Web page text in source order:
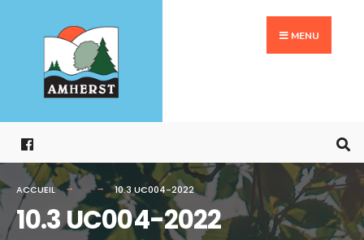
contenu
MENU
ACCUEIL 10.3 UC004-2022
10.3 UC004-2022
for: